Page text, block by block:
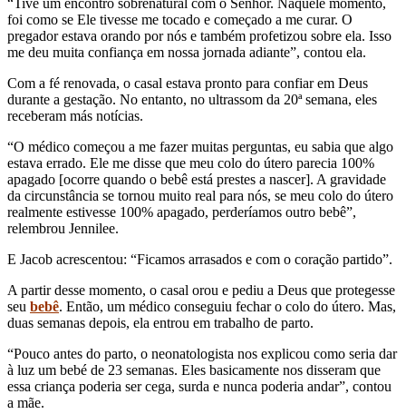
foi como se Ele tivesse me tocado e começado a me curar. O
pregador estava orando por nós e também profetizou sobre ela. Isso
me deu muita confiança em nossa jornada adiante”, contou ela.
Com a fé renovada, o casal estava pronto para confiar em Deus
durante a gestação. No entanto, no ultrassom da 20ª semana, eles
receberam más notícias.
“O médico começou a me fazer muitas perguntas, eu sabia que algo
estava errado. Ele me disse que meu colo do útero parecia 100%
apagado [ocorre quando o bebê está prestes a nascer]. A gravidade
da circunstância se tornou muito real para nós, se meu colo do útero
realmente estivesse 100% apagado, perderíamos outro bebê”,
relembrou Jennilee.
E Jacob acrescentou: “Ficamos arrasados e com o coração partido”.
A partir desse momento, o casal orou e pediu a Deus que protegesse
seu bebê. Então, um médico conseguiu fechar o colo do útero. Mas,
duas semanas depois, ela entrou em trabalho de parto.
“Pouco antes do parto, o neonatologista nos explicou como seria dar
à luz um bebé de 23 semanas. Eles basicamente nos disseram que
essa criança poderia ser cega, surda e nunca poderia andar”, contou
a mãe.